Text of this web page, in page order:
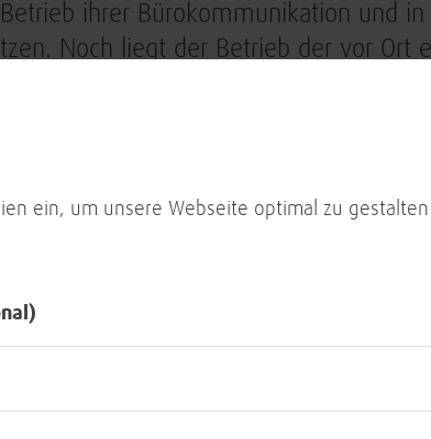
ein, um unsere Webseite optimal zu
ihrer Bürokommunikation und
Noch liegt der Betrieb der vor Ort
auf kurzem Weg.
aktuell geltende Bestimmung der UN-
(SKB) hat für die